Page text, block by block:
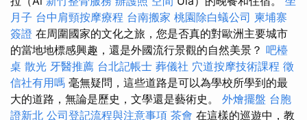
月子 台中肩頸按摩療程 台南搬家 桃園除白蟻公司 柬埔寨
簽證 在周圍國家的文化之旅，您是否真的對歐洲主要城市
的當地地標感興趣，還是外國流行景觀的自然美景？ 吧檯
桌 散光 牙醫推薦 台北記帳士 葬儀社 穴道按摩技術課程 徵
信社有用嗎 毫無疑問，這些道路是可以為學校所學到的最
大的道路，無論是歷史，文學還是藝術史。 外燴擺盤 台胞
證新北 公司登記流程與注意事項 茶會 在這樣的巡遊中，教